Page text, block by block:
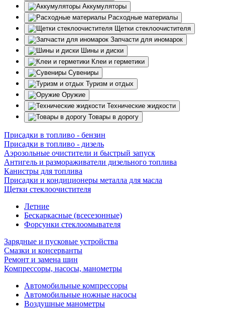
Аккумуляторы
Расходные материалы
Щетки стеклоочистителя
Запчасти для иномарок
Шины и диски
Клеи и герметики
Сувениры
Туризм и отдых
Оружие
Технические жидкости
Товары в дорогу
Присадки в топливо - бензин
Присадки в топливо - дизель
Аэрозольные очистители и быстрый запуск
Антигель и размораживатели дизельного топлива
Канистры для топлива
Присадки и кондиционеры металла для масла
Щетки стеклоочистителя
Летние
Бескаркасные (всесезонные)
Форсунки стеклоомывателя
Зарядные и пусковые устройства
Смазки и консерванты
Ремонт и замена шин
Компрессоры, насосы, манометры
Автомобильные компрессоры
Автомобильные ножные насосы
Воздушные манометры